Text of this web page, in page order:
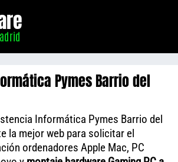
Pymes Barrio del
Informática Pymes Barrio del
la mejor web para solicitar el
ordenadores Apple Mac, PC